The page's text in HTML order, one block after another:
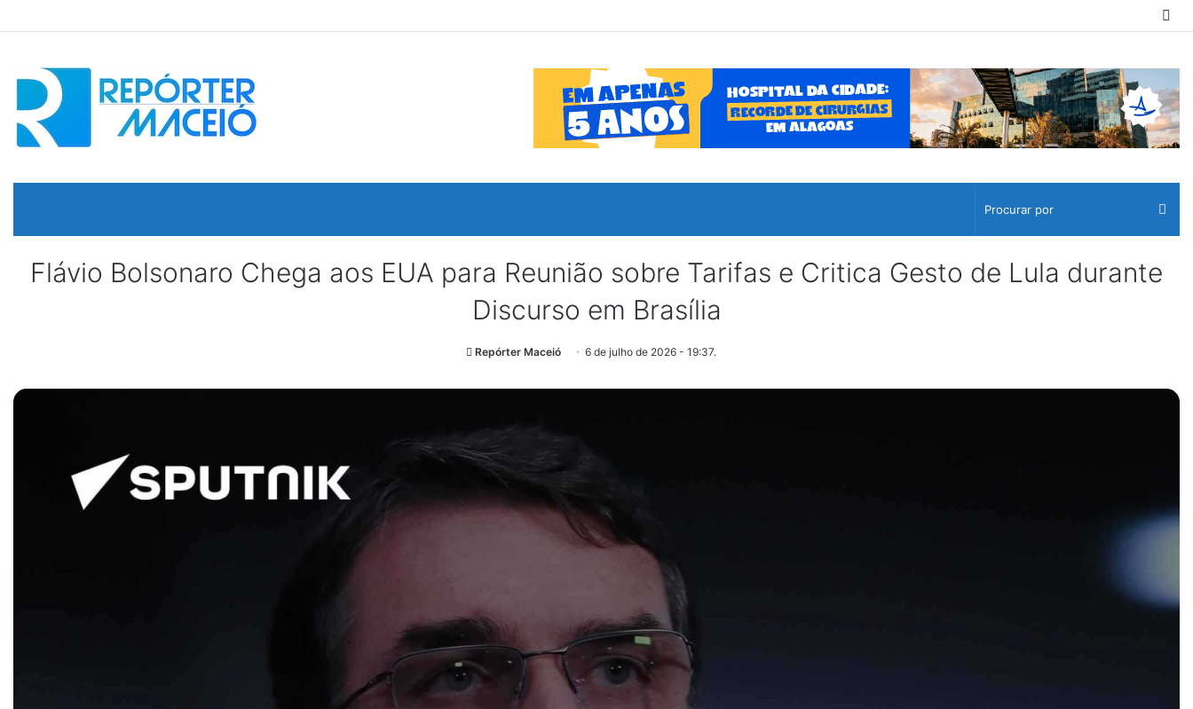
Flávio Bolsonaro Chega aos EUA para Reunião sobre Tarifas e Critica Gesto de Lula durante
Discurso em Brasília
Repórter Maceió 6 de julho de 2026 - 19:37.